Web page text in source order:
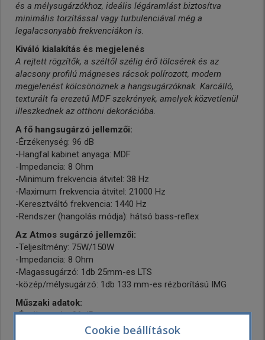
és a mélysugárzókhoz, ideális légáramlást biztosítva
minimális torzítással vagy turbulenciával még a
legalacsonyabb frekvenciákon is.
Kiváló kialakítás és megjelenés
A rejtett rögzítők, a széltől szélig érő tölcsérek és az
alacsony profilú mágneses rácsok polírozott, modern
megjelenést kölcsönöznek a hangsugárzóknak. Karcálló,
texturált fa erezetű MDF szekrények, amelyek közvetlenül
illeszkednek az otthoni dekorációba.
A fő hangsugárzó jellemzői:
-Érzékenység: 96 dB
-Hangfal kabinet anyaga: MDF
-Impedancia: 8 Ohm
-Minimum frekvencia átvitel: 38 Hz
-Maximum frekvencia átvitel: 21000 Hz
-Keresztváltó frekvencia: 1440 Hz
-Rendszer (hangolás módja): hátsó bass-reflex
Az Atmos sugárzó jellemzői:
-Teljesítmény: 75W/150W
-Impedancia: 8 Ohm
-Magassugárzó: 1db 25mm-es LTS
-közép/mélysugárzó: 1db 133 mm-es rézborítású IMG
Műszaki adatok:
-Érzékenység: 96 dB
-Hangfal típusa: frontsugárzóCookie beállítások